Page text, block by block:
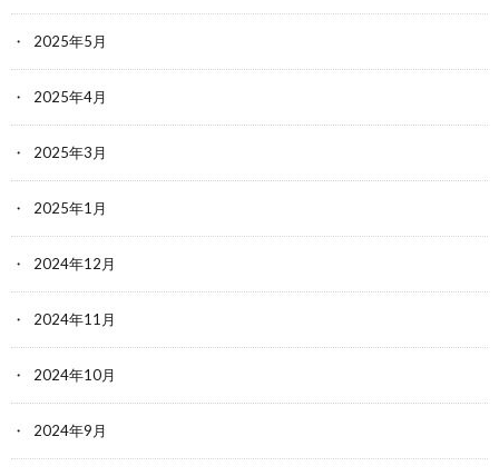
2025年5月
2025年4月
2025年3月
2025年1月
2024年12月
2024年11月
2024年10月
2024年9月